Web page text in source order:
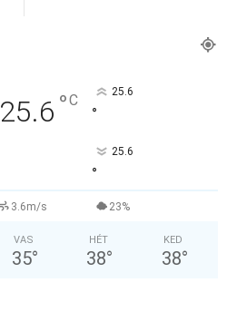
25.6 °C 25.6
°
25.6
°
3.6m/s 23%
VAS
35°
HÉT
38°
KED
38°